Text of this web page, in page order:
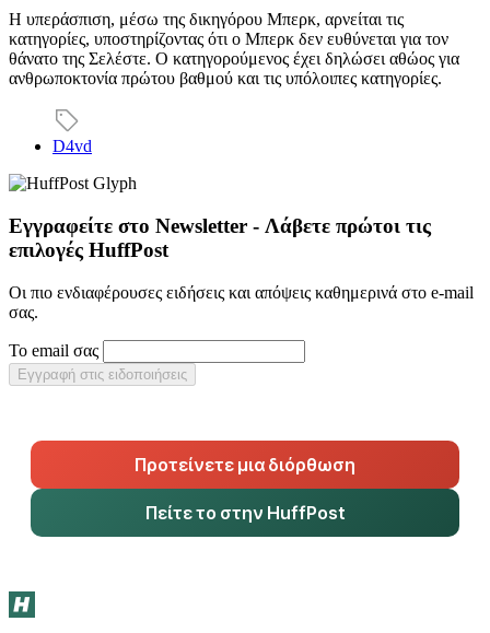
Η υπεράσπιση, μέσω της δικηγόρου Μπερκ, αρνείται τις
κατηγορίες, υποστηρίζοντας ότι ο Μπερκ δεν ευθύνεται για τον
θάνατο της Σελέστε. Ο κατηγορούμενος έχει δηλώσει αθώος για
ανθρωποκτονία πρώτου βαθμού και τις υπόλοιπες κατηγορίες.
D4vd
Εγγραφείτε στο Newsletter - Λάβετε πρώτοι τις
επιλογές HuffPost
Οι πιο ενδιαφέρουσες ειδήσεις και απόψεις καθημερινά στο e-mail
σας.
Το email σας
Εγγραφή στις ειδοποιήσεις
Προτείνετε μια διόρθωση
Πείτε το στην HuffPost